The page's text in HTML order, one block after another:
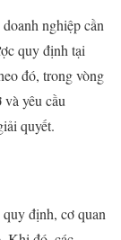
nghiệp cần
quy định tại
đó, trong vòng
yêu cầu
quyết.
định, cơ quan